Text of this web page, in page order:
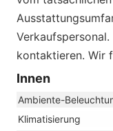
kontaktieren. Wir
Innen
Ambiente-
Klimatisierung